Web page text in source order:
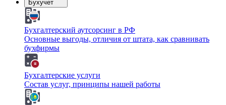
Бухучет
Бухгалтерский аутсорсинг в РФ
Основные выгоды, отличия от штата, как сравнивать
бухфирмы
Бухгалтерские услуги
Состав услуг, принципы нашей работы